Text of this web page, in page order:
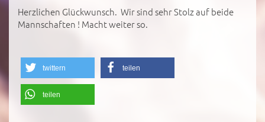
Herzlichen Glückwunsch. Wir sind sehr Stolz auf beide
Mannschaften ! Macht weiter so.
twittern teilen
teilen